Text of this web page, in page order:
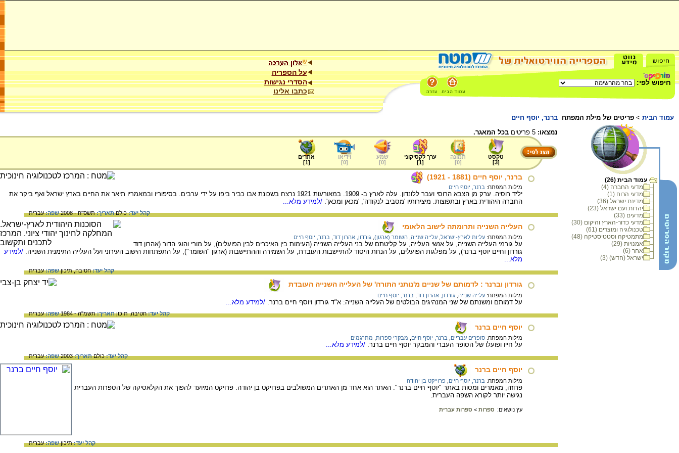
חיפוש לפי:
על הספריה
הסדרי נגישות
כתבו אלינו
עמוד הבית > פריטים של מילת המפתח ברנר, יוסף חיים
עמוד הבית (26)
מדעי החברה (4)
מדעי הרוח (1)
מדינת ישראל (36)
יהדות ועם ישראל (23)
מדעים (33)
מדעי כדור-הארץ והיקום (30)
טכנולוגיה ומוצרים (61)
מתמטיקה וסטטיסטיקה (48)
אמנויות (29)
אחר (6)
ישראל (חדש) (3)
נמצאו: בכל המאגר.
טקסט
[
3
]
תמונה
[
0
]
ערך לקסיקוני
[
1
]
שמע
[
0
]
וידיאו
[
0
]
אתרים
[
1
]
ברנר, יוסף חיים (1881 - 1921)
מילות המפתח: ברנר, יוסף חיים
יליד רוסיה. ערק מן הצבא הרוסי ועבר ללונדון. עלה לארץ ב- 1909. במאורעות 1921 נרצח בשכונת אבו כביר ביפו על ידי ערבים. בסיפוריו ובמאמריו תיאר את החיים בארץ ישראל ואף ביקר את
החברה היהודית בארץ ובתפוצות. מיצירותיו 'מסביב לנקודה', 'מכאן ומכאן'. /למידע מלא...
קהל יעד:כולםתאריך:תשס"ח - 2008 שפה:עברית
העלייה השנייה ותרומתה לישוב הלאומי
מילות המפתח: עליות לארץ-ישראל עלייה שנייה השומר (ארגון) גורדון, אהרון דוד ברנר, יוסף חיים
על גורמי העלייה השנייה, על אנשי העלייה, על קליטתם של בני העלייה השנייה (העימות בין האיכרים לבין הפועלים), על מורי והוגי הדור (אהרון דוד
גורדון וחיים יוסף ברנר), על מפלגות הפועלים, על הנחת היסוד להתיישבות העובדת, על השמירה וההתיישבות (ארגון "השומר"), על התפתחות הישוב העירוני ועל העלייה התימנית השנייה. /למידע
מלא...
קהל יעד:חטיבה,תיכוןשפה:עברית
גורדון וברנר : לדמותם של שניים מ'נותני התורה' של העלייה השנייה העובדת
מילות המפתח: עלייה שנייה גורדון, אהרון דוד ברנר, יוסף חיים
על דמותם ומשנתם של שני המנהיגים הבולטים של העלייה השנייה: א"ד גורדון ויוסף חיים ברנר. /למידע מלא...
קהל יעד:חטיבה,תיכוןתאריך:תשמ"ה - 1984 שפה:עברית
יוסף חיים ברנר
מילות המפתח: סופרים עבריים ברנר, יוסף חיים מבקרי ספרות מתרגמים
על חייו ופועלו של הסופר העברי והמבקר יוסף חיים ברנר. /למידע מלא...
קהל יעד:כולםתאריך:2003 שפה:עברית
יוסף חיים ברנר
מילות המפתח: ברנר, יוסף חיים פרוייקט בן יהודה
פרוזה, מאמרים ומסות באתר "יוסף חיים ברנר". האתר הוא אחד מן האתרים המשולבים בפרויקט בן יהודה. פרויקט המיועד להפוך את הקלאסיקה של הספרות העברית
נגישה יותר לקורא השפה העברית.
עץ נושאים: ספרות > ספרות עברית
קהל יעד:תיכוןשפה:עברית